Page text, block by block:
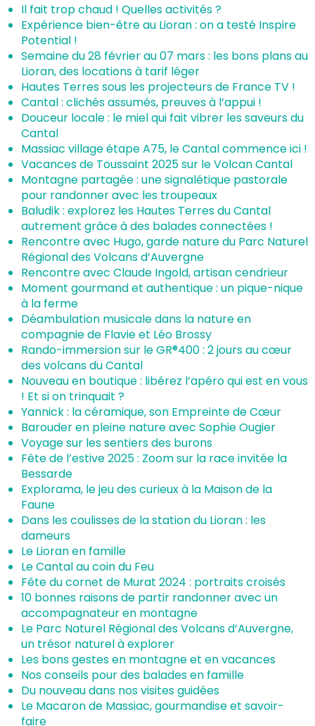
Il fait trop chaud ! Quelles activités ?
Expérience bien-être au Lioran : on a testé Inspire
Potential !
Semaine du 28 février au 07 mars : les bons plans au
Lioran, des locations à tarif léger
Hautes Terres sous les projecteurs de France TV !
Cantal : clichés assumés, preuves à l’appui !
Douceur locale : le miel qui fait vibrer les saveurs du
Cantal
Massiac village étape A75, le Cantal commence ici !
Vacances de Toussaint 2025 sur le Volcan Cantal
Montagne partagée : une signalétique pastorale
pour randonner avec les troupeaux
Baludik : explorez les Hautes Terres du Cantal
autrement grâce à des balades connectées !
Rencontre avec Hugo, garde nature du Parc Naturel
Régional des Volcans d’Auvergne
Rencontre avec Claude Ingold, artisan cendrieur
Moment gourmand et authentique : un pique-nique
à la ferme
Déambulation musicale dans la nature en
compagnie de Flavie et Léo Brossy
Rando-immersion sur le GR®400 : 2 jours au cœur
des volcans du Cantal
Nouveau en boutique : libérez l’apéro qui est en vous
! Et si on trinquait ?
Yannick : la céramique, son Empreinte de Cœur
Barouder en pleine nature avec Sophie Ougier
Voyage sur les sentiers des burons
Fête de l’estive 2025 : Zoom sur la race invitée la
Bessarde
Explorama, le jeu des curieux à la Maison de la
Faune
Dans les coulisses de la station du Lioran : les
dameurs
Le Lioran en famille
Le Cantal au coin du Feu
Fête du cornet de Murat 2024 : portraits croisés
10 bonnes raisons de partir randonner avec un
accompagnateur en montagne
Le Parc Naturel Régional des Volcans d’Auvergne,
un trésor naturel à explorer
Les bons gestes en montagne et en vacances
Nos conseils pour des balades en famille
Du nouveau dans nos visites guidées
Le Macaron de Massiac, gourmandise et savoir-
faire